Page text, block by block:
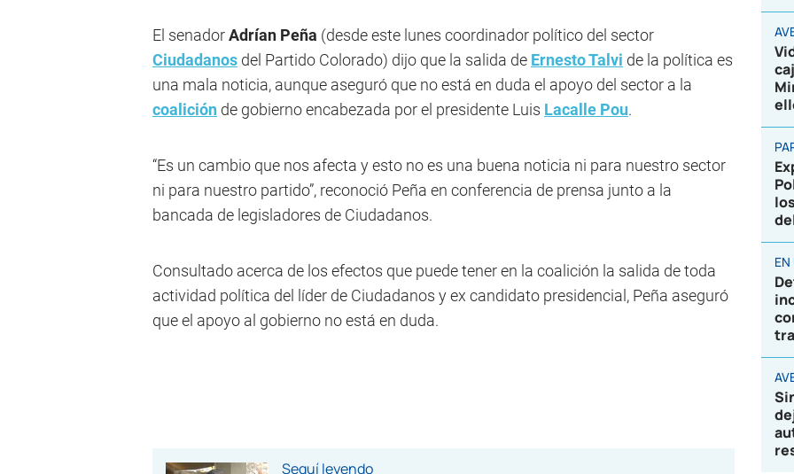
El senadorAdrían Peña (desde este lunes coordinador político del sector
Ciudadanos del Partido Colorado) dijo que la salida de Ernesto Talvi de la política es
una mala noticia, aunque aseguró que no está en duda el apoyo del sector a la
coalición de gobierno encabezada por el presidente Luis Lacalle Pou.
“Es un cambio que nos afecta y esto no es una buena noticia ni para nuestro sector
ni para nuestro partido”, reconoció Peña en conferencia de prensa junto a la
bancada de legisladores de Ciudadanos.
Consultado acerca de los efectos que puede tener en la coalición la salida de toda
actividad política del líder de Ciudadanos y ex candidato presidencial, Peña aseguró
que el apoyo al gobierno no está en duda.
Seguí leyendo